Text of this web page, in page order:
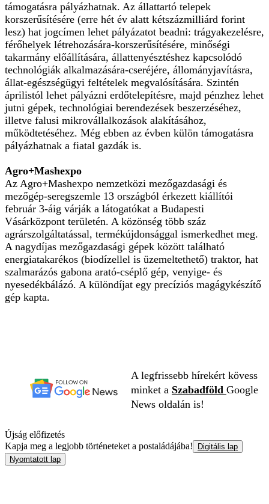
támogatásra pályázhatnak. Az állattartó telepek
korszerűsítésére (erre hét év alatt kétszázmilliárd forint
lesz) hat jogcímen lehet pályázatot beadni: trágyakezelésre,
férőhelyek létrehozására-korszerűsítésére, minőségi
takarmány előállítására, állattenyésztéshez kapcsolódó
technológiák alkalmazására-cseréjére, állományjavításra,
állat-egészségügyi feltételek megvalósítására. Szintén
áprilistól lehet pályázni erdőtelepítésre, majd pénzhez lehet
jutni gépek, technológiai berendezések beszerzéséhez,
illetve falusi mikrovállalkozások alakításához,
működtetéséhez. Még ebben az évben külön támogatásra
pályázhatnak a fiatal gazdák is.
Agro+Mashexpo
Az Agro+Mashexpo nemzetközi mezőgazdasági és
mezőgép-seregszemle 13 országból érkezett kiállítói
február 3-áig várják a látogatókat a Budapesti
Vásárközpont területén. A közönség több száz
agrárszolgáltatással, termékújdonsággal ismerkedhet meg.
A nagydíjas mezőgazdasági gépek között található
energiatakarékos (biodízellel is üzemeltethető) traktor, hat
szalmarázós gabona arató-cséplő gép, venyige- és
nyesedékbálázó. A különdíjat egy precíziós magágykészítő
gép kapta.
A legfrissebb hírekért kövess
minket a Szabadföld Google
News oldalán is!
Újság előfizetés
Kapja meg a legjobb történeteket a postaládájába!
Digitális lap
Nyomtatott lap